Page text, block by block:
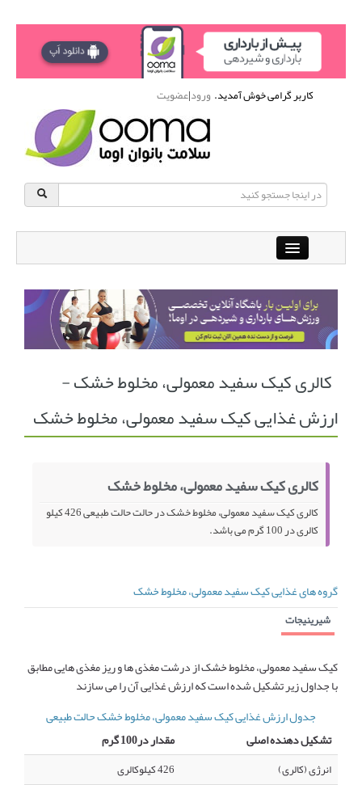
کاربر گرامی خوش آمدید.ورود|عضویت
باشگاه آنلاین ورزشی اوما
دانشنامه سلامت بانوان پرسش و پاسخ
انجمن متخصصین زنان و اوما انتخاب نام کودک
فهرست مواد غذایی اپلیکیشن بارداری و کودک اوما
کالری کیک سفید معمولی، مخلوط خشک -
ارزش غذایی کیک سفید معمولی، مخلوط خشک
کالری کیک سفید معمولی، مخلوط خشک
کالری کیک سفید معمولی، مخلوط خشک در حالت حالت طبیعی 426 کیلو
کالری در 100 گرم می باشد.
گروه های غذایی کیک سفید معمولی، مخلوط خشک
شیرینیجات
کیک سفید معمولی، مخلوط خشک از درشت مغذی ها و ریز مغذی هایی مطابق
با جداول زیر تشکیل شده است که ارزش غذایی آن را می سازند
جدول ارزش غذایی کیک سفید معمولی، مخلوط خشک حالت طبیعی
تشکیل دهنده اصلی
مقدار در100 گرم
انرژی (کالری)
426 کیلوکالری